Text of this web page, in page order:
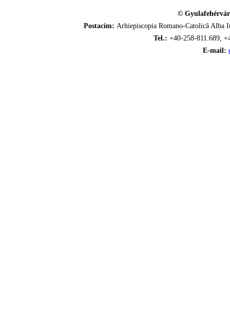
©
Postacím: Arhiepiscopia Romano-Catolică
Tel.: +40-258-811.689,
E-mail: